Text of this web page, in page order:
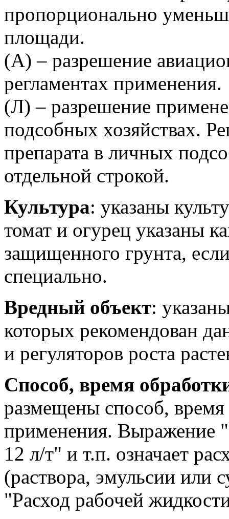
пропорционально
площади.
(А) – разрешение
регламентах применения.
(Л) – разрешение
подсобных хозяйствах.
препарата в личных
отдельной строкой.
Культура: указаны
томат и огурец указаны
защищенного грунта,
специально.
Вредный объект:
которых рекомендован
и регуляторов роста
Способ, время
размещены способ,
применения. Выражение
12 л/т" и т.п. означает
(раствора, эмульсии или
"Расход рабочей